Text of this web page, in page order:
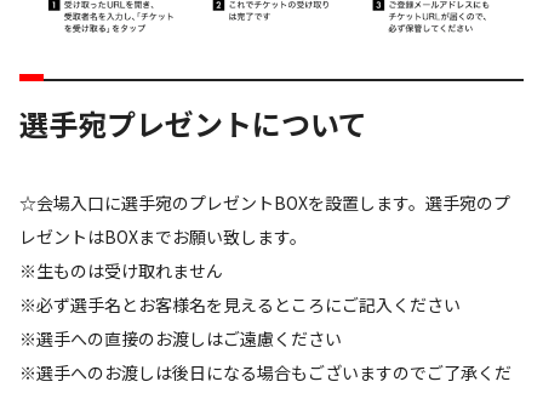
選手宛プレゼントについて
☆会場入口に選手宛のプレゼントBOXを設置します。選手宛のプ
レゼントはBOXまでお願い致します。
※生ものは受け取れません
※必ず選手名とお客様名を見えるところにご記入ください
※選手への直接のお渡しはご遠慮ください
※選手へのお渡しは後日になる場合もございますのでご了承くだ